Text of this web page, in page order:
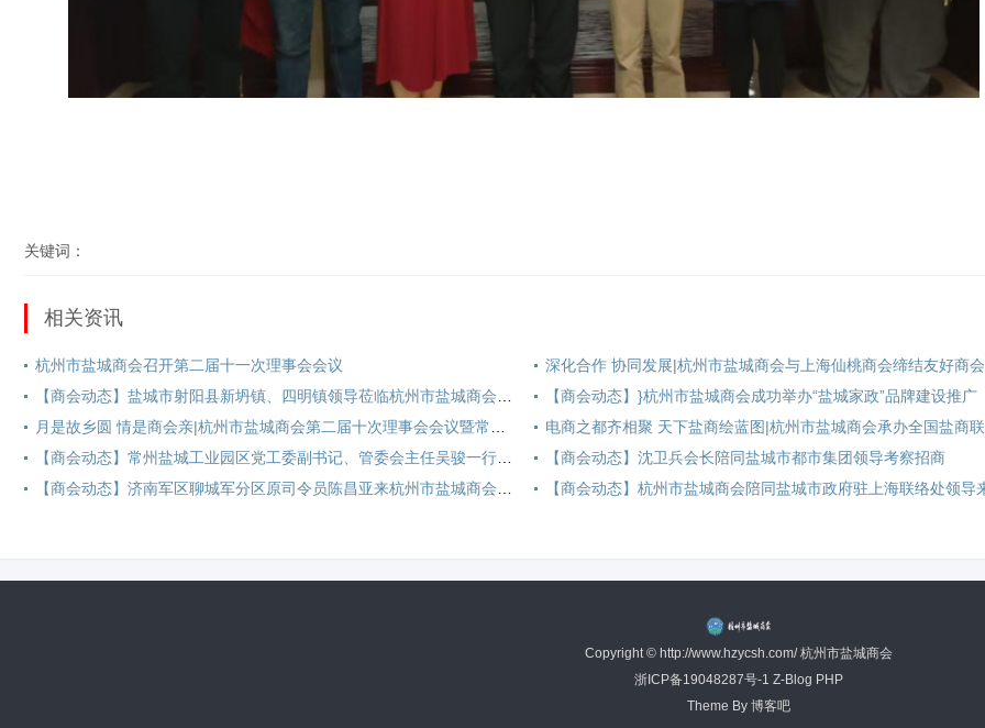
关键词：
相关资讯
杭州市盐城商会召开第二届十一次理事会会议
深化合作 协同发展|杭州市盐城商会与上海仙桃商会缔结友好商会
【商会动态】沈卫兵会长陪同盐城市都市集团领导考察招商
Copyright © http://www.hzycsh.com/ 杭州市盐城商会
浙ICP备19048287号-1 Z-Blog PHP
Theme By 博客吧